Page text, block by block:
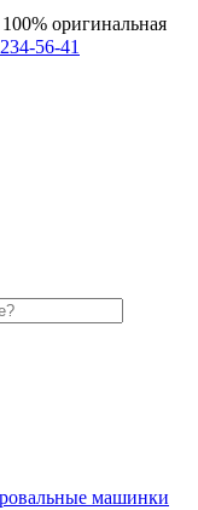
100% оригинальная
56-41
машинки